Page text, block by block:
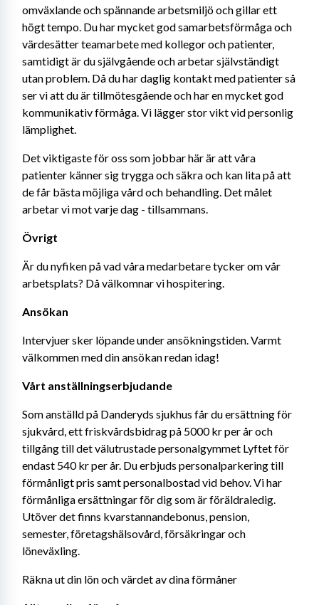
omväxlande och spännande arbetsmiljö och gillar ett
högt tempo. Du har mycket god samarbetsförmåga och
värdesätter teamarbete med kollegor och patienter,
samtidigt är du självgående och arbetar självständigt
utan problem. Då du har daglig kontakt med patienter så
ser vi att du är tillmötesgående och har en mycket god
kommunikativ förmåga. Vi lägger stor vikt vid personlig
lämplighet.
Det viktigaste för oss som jobbar här är att våra
patienter känner sig trygga och säkra och kan lita på att
de får bästa möjliga vård och behandling. Det målet
arbetar vi mot varje dag - tillsammans.
Övrigt
Är du nyfiken på vad våra medarbetare tycker om vår
arbetsplats? Då välkomnar vi hospitering.
Ansökan
Intervjuer sker löpande under ansökningstiden. Varmt
välkommen med din ansökan redan idag!
Vårt anställningserbjudande
Som anställd på Danderyds sjukhus får du ersättning för
sjukvård, ett friskvårdsbidrag på 5000 kr per år och
tillgång till det välutrustade personalgymmet Lyftet för
endast 540 kr per år. Du erbjuds personalparkering till
förmånligt pris samt personalbostad vid behov. Vi har
förmånliga ersättningar för dig som är föräldraledig.
Utöver det finns kvarstannandebonus, pension,
semester, företagshälsovård, försäkringar och
löneväxling.
Räkna ut din lön och värdet av dina förmåner